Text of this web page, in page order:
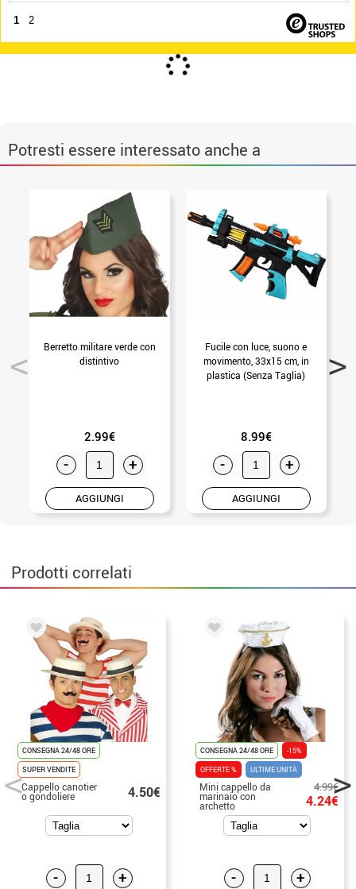
1 2
Potresti essere interessato anche a
Berretto militare verde con
distintivo
2.99€
- +
AGGIUNGI
Fucile con luce, suono e
movimento, 33x15 cm, in
plastica (Senza Taglia)
8.99€
- +
AGGIUNGI
Prodotti correlati
CONSEGNA 24/48 ORE
SUPER VENDITE
Cappello canotier
o gondoliere 4.50€
- +
CONSEGNA 24/48 ORE
-15%
OFFERTE %
ULTIME UNITÀ
Mini cappello da
marinaio con
archetto
4.99€
4.24€
- +